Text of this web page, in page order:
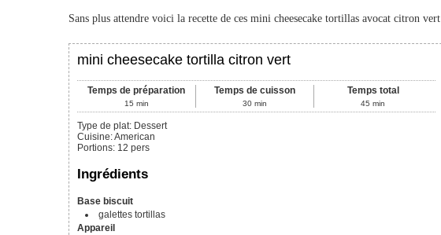
Sans plus attendre voici la recette de ces mini cheesecake tortillas avocat citron vert
mini cheesecake tortilla citron vert
Temps de préparation
15 min
Temps de cuisson
30 min
Temps total
45 min
Type de plat: Dessert
Cuisine:American
Portions: 12 pers
Ingrédients
Base biscuit
galettes tortillas
Appareil